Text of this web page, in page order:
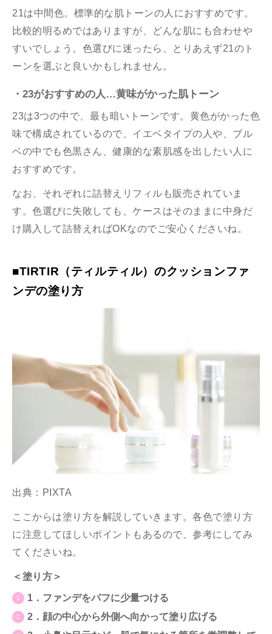
21は中間色。標準的な肌トーンの人におすすめです。
比較的明るめではありますが、どんな肌にも合わせや
すいでしょう。色選びに迷ったら、とりあえず21のト
ーンを選ぶと良いかもしれません。
・23がおすすめの人…黄味がかった肌トーン
23は3つの中で、最も暗いトーンです。黄色がかった色
味で構成されているので、イエベタイプの人や、ブル
ベの中でも色黒さん、健康的な素肌感を出したい人に
おすすめです。
なお、それぞれに詰替えリフィルも販売されていま
す。色選びに失敗しても、ケースはそのままに中身だ
け購入して詰替えればOKなのでご安心くださいね。
■TIRTIR（ティルティル）のクッションファ
ンデの塗り方
出典：PIXTA
ここからは塗り方を解説していきます。各色で塗り方
に注意してほしいポイントもあるので、参考にしてみ
てくださいね。
＜塗り方＞
1．ファンデをパフに少量つける
2．顔の中心から外側へ向かって塗り広げる